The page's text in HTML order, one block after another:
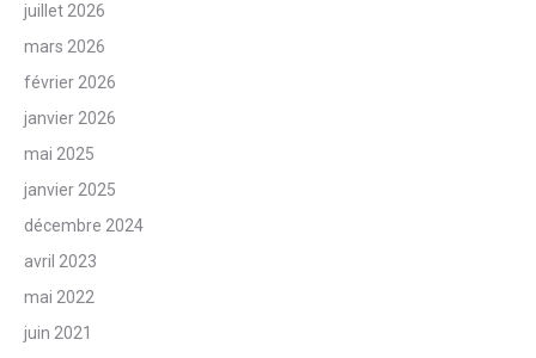
juillet 2026
mars 2026
février 2026
janvier 2026
mai 2025
janvier 2025
décembre 2024
avril 2023
mai 2022
juin 2021